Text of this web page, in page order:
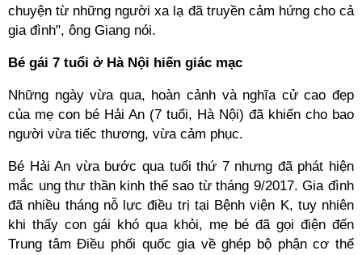
chuyện từ những người xa lạ đã truyền cảm hứng cho cả
gia đình", ông Giang nói.
Bé gái 7 tuổi ở Hà Nội hiến giác mạc
Những ngày vừa qua, hoàn cảnh và nghĩa cử cao đẹp
của mẹ con bé Hải An (7 tuổi, Hà Nội) đã khiến cho bao
người vừa tiếc thương, vừa cảm phục.
Bé Hải An vừa bước qua tuổi thứ 7 nhưng đã phát hiện
mắc ung thư thần kinh thể sao từ tháng 9/2017. Gia đình
đã nhiều tháng nỗ lực điều trị tại Bệnh viện K, tuy nhiên
khi thấy con gái khó qua khỏi, mẹ bé đã gọi điện đến
Trung tâm Điều phối quốc gia về ghép bộ phận cơ thể